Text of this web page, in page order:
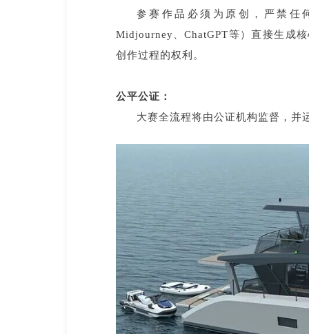
参赛作品必须为原创，严禁任
Midjourney、ChatGPT等）直接生成
创作过程的权利。
公平公证：
大赛全流程将由公证机构监督，并